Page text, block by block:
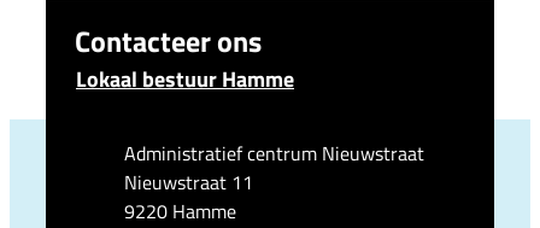
Contacteer ons
Lokaal bestuur Hamme
Administratief centrum Nieuwstraat
Nieuwstraat 11
,9220 Hamme